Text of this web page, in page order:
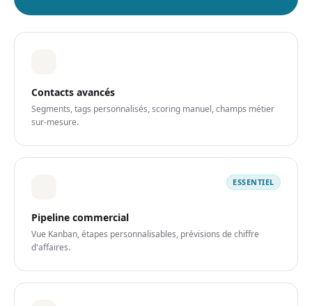
Contacts avancés
Segments, tags personnalisés, scoring manuel, champs métier
sur-mesure.
ESSENTIEL
Pipeline commercial
Vue Kanban, étapes personnalisables, prévisions de chiffre
d'affaires.